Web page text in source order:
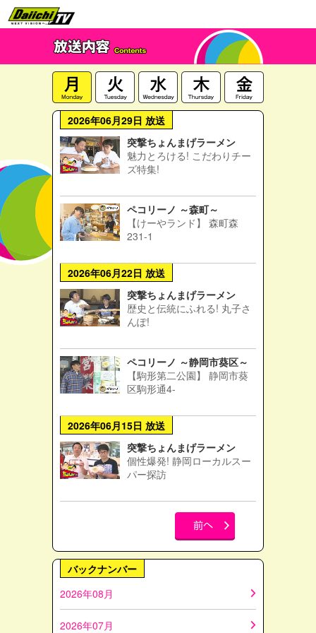
2026年06月29日 放送
突撃ちょんまげラーメン
魅力とろける! こだわりチー
ズ特集!
ペコリーノ ～森町～
【けーやランド】 森町森
231-1
2026年06月22日 放送
突撃ちょんまげラーメン
歴史と伝統にふれる! 丸子さ
んぽ!
ペコリーノ ～静岡市葵区～
【駒形第二公園】 静岡市葵
区駒形通4-
2026年06月15日 放送
突撃ちょんまげラーメン
個性爆発! 静岡ローカルスー
パー探訪
バックナンバー
2026年08月
2026年07月